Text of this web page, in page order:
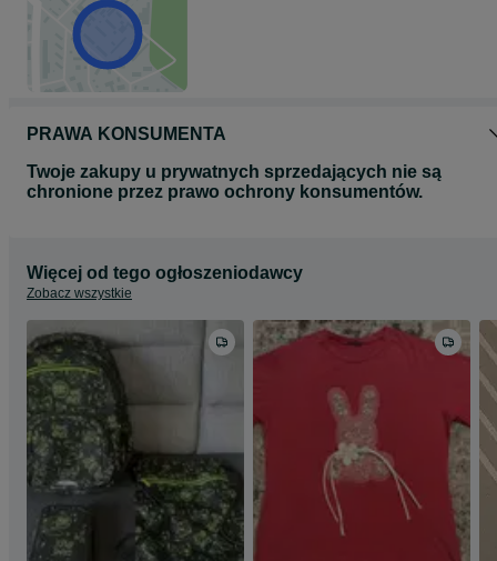
PRAWA KONSUMENTA
Twoje zakupy u prywatnych sprzedających nie są
chronione przez prawo ochrony konsumentów.
Więcej od tego ogłoszeniodawcy
Zobacz wszystkie